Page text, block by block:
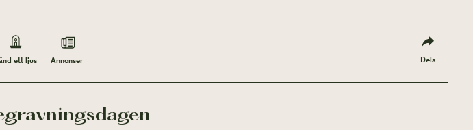
ett ljus Annonser Dela